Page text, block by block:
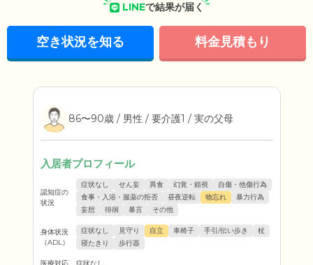
LINEで結果が届く
空き状況を知る 料金見積もり
86〜90歳 / 男性 / 要介護1 / 実の父母
入居者プロフィール
認知症の
状況
症状なし せん妄 異食 幻覚・錯視
自傷・他傷行為
食事・入浴・服薬の拒否
昼夜逆転 物忘れ
暴力行為
妄想
徘徊 暴言 その他
身体状況
（ADL）
症状なし 見守り 自立 車椅子 手引/伝い歩き
杖
寝たきり
歩行器